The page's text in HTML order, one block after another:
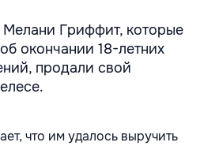
Гриффит, которые
окончании 18-летних
продали свой
что им удалось выручить